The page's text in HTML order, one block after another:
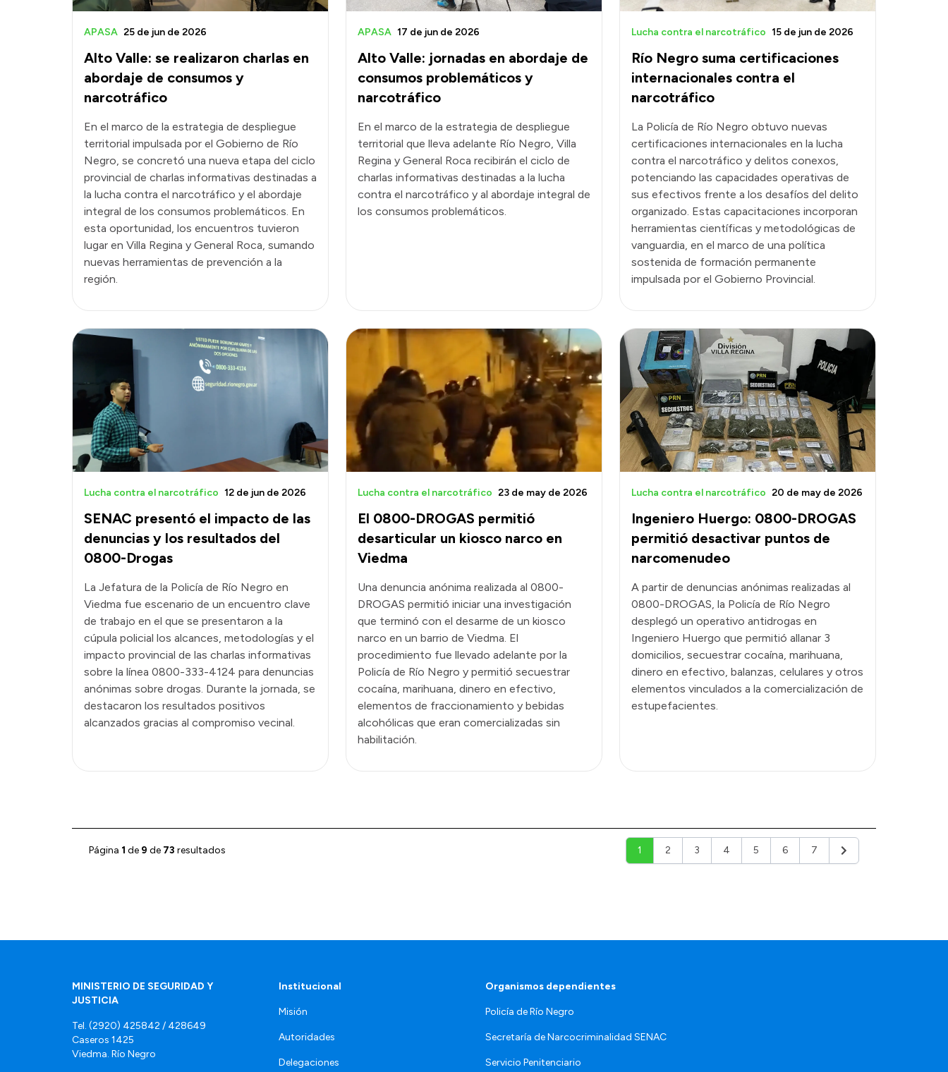
Alto Valle: se realizaron charlas en
abordaje de consumos y
narcotráfico
APASA 25 de jun de 2026
En el marco de la estrategia de despliegue
territorial impulsada por el Gobierno de Río
Negro, se concretó una nueva etapa del ciclo
provincial de charlas informativas destinadas a
la lucha contra el narcotráfico y el abordaje
integral de los consumos problemáticos. En
esta oportunidad, los encuentros tuvieron
lugar en Villa Regina y General Roca, sumando
nuevas herramientas de prevención a la
región.
Alto Valle: jornadas en abordaje de
consumos problemáticos y
narcotráfico
APASA 17 de jun de 2026
En el marco de la estrategia de despliegue
territorial que lleva adelante Río Negro, Villa
Regina y General Roca recibirán el ciclo de
charlas informativas destinadas a la lucha
contra el narcotráfico y al abordaje integral de
los consumos problemáticos.
Río Negro suma certificaciones
internacionales contra el
narcotráfico
Lucha contra el narcotráfico 15 de jun de 2026
La Policía de Río Negro obtuvo nuevas
certificaciones internacionales en la lucha
contra el narcotráfico y delitos conexos,
potenciando las capacidades operativas de
sus efectivos frente a los desafíos del delito
organizado. Estas capacitaciones incorporan
herramientas científicas y metodológicas de
vanguardia, en el marco de una política
sostenida de formación permanente
impulsada por el Gobierno Provincial.
SENAC presentó el impacto de las
denuncias y los resultados del
0800-Drogas
Lucha contra el narcotráfico 12 de jun de 2026
La Jefatura de la Policía de Río Negro en
Viedma fue escenario de un encuentro clave
de trabajo en el que se presentaron a la
cúpula policial los alcances, metodologías y el
impacto provincial de las charlas informativas
sobre la línea 0800-333-4124 para denuncias
anónimas sobre drogas. Durante la jornada, se
destacaron los resultados positivos
alcanzados gracias al compromiso vecinal.
El 0800-DROGAS permitió
desarticular un kiosco narco en
Viedma
Lucha contra el narcotráfico 23 de may de 2026
Una denuncia anónima realizada al 0800-
DROGAS permitió iniciar una investigación
que terminó con el desarme de un kiosco
narco en un barrio de Viedma. El
procedimiento fue llevado adelante por la
Policía de Río Negro y permitió secuestrar
cocaína, marihuana, dinero en efectivo,
elementos de fraccionamiento y bebidas
alcohólicas que eran comercializadas sin
habilitación.
Ingeniero Huergo: 0800-DROGAS
permitió desactivar puntos de
narcomenudeo
Lucha contra el narcotráfico 20 de may de 2026
A partir de denuncias anónimas realizadas al
0800-DROGAS, la Policía de Río Negro
desplegó un operativo antidrogas en
Ingeniero Huergo que permitió allanar 3
domicilios, secuestrar cocaína, marihuana,
dinero en efectivo, balanzas, celulares y otros
elementos vinculados a la comercialización de
estupefacientes.
Página 1 de 9 de 73 resultados 1 2 3 4 5 6 7 Siguiente
MINISTERIO DE SEGURIDAD Y
JUSTICIA
Tel. (2920) 425842 / 428649
Caseros 1425
Viedma. Río Negro
Institucional
Misión
Autoridades
Delegaciones
Organismos dependientes
Policía de Río Negro
Secretaría de Narcocriminalidad SENAC
Servicio Penitenciario